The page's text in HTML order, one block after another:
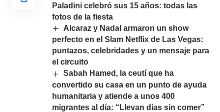
Paladini celebró sus 15 años: todas las
fotos de la fiesta
Alcaraz y Nadal armaron un show
perfecto en el Slam Netflix de Las Vegas:
puntazos, celebridades y un mensaje para
el circuito
Sabah Hamed, la ceutí que ha
convertido su casa en un punto de ayuda
humanitaria y atiende a unos 400
migrantes al día: “Llevan días sin comer”